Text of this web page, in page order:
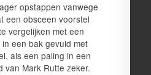
opstappen vanwege
een obsceen voorstel
vergelijken met een
een bak gevuld met
als een paling in een
van Mark Rutte zeker.